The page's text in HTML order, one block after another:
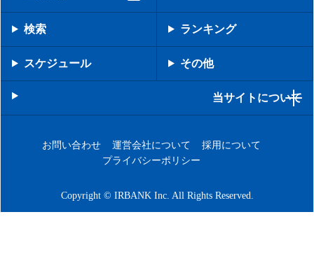
検索 ランキング
スケジュール その他
当サイトについて
お問い合わせ 運営会社について
採用について
プライバシーポリシー
Copyright © IRBANK Inc. All Rights Reserved.